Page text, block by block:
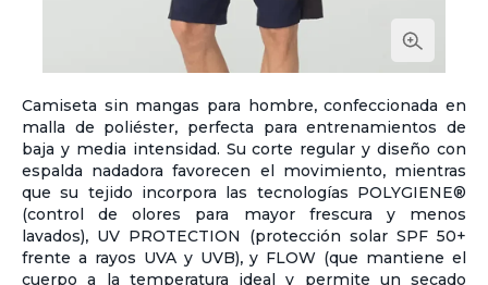
Camiseta sin mangas para hombre, confeccionada en
malla de poliéster, perfecta para entrenamientos de
baja y media intensidad. Su corte regular y diseño con
espalda nadadora favorecen el movimiento, mientras
que su tejido incorpora las tecnologías POLYGIENE®
(control de olores para mayor frescura y menos
lavados), UV PROTECTION (protección solar SPF 50+
frente a rayos UVA y UVB), y FLOW (que mantiene el
cuerpo a la temperatura ideal y permite un secado